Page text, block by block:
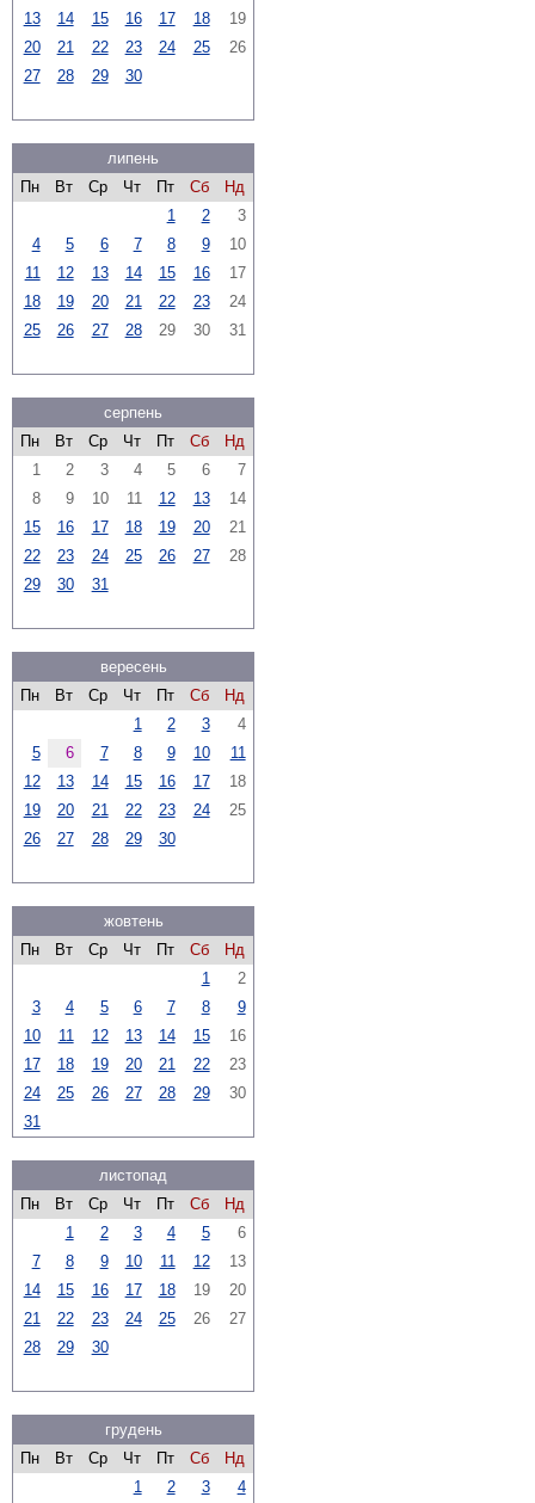
13
14 15 16 17 18
19
20
21 22 23 24 25
26
27
28 29 30
липень
Пн
Вт Ср Чт Пт Сб
Нд
1
2
3
4
5 6 7 8 9
10
11
12 13 14 15 16
17
18
19 20 21 22 23
24
25
26 27 28 29 30 31
серпень
Пн
Вт Ср Чт Пт Сб
Нд
1
2 3 4 5 6
7
8
9 10 11 12 13
14
15
16 17 18 19 20
21
22
23 24 25 26 27
28
29
30 31
вересень
Пн
Вт Ср Чт Пт Сб
Нд
1
2 3
4
5
6 7 8 9 10
11
12
13 14 15 16 17
18
19
20 21 22 23 24
25
26
27 28 29 30
жовтень
Пн
Вт Ср Чт Пт Сб
Нд
1
2
3
4 5 6 7 8
9
10
11 12 13 14 15
16
17
18 19 20 21 22
23
24
25 26 27 28 29
30
31
листопад
Пн
Вт Ср Чт Пт Сб
Нд
1
2 3 4 5
6
7
8 9 10 11 12
13
14
15 16 17 18 19
20
21
22 23 24 25 26
27
28
29 30
грудень
Пн
Вт Ср Чт Пт Сб
Нд
1
2 3 4